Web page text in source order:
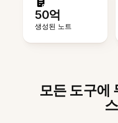
50억
생성된 노트
모든 도구에
스